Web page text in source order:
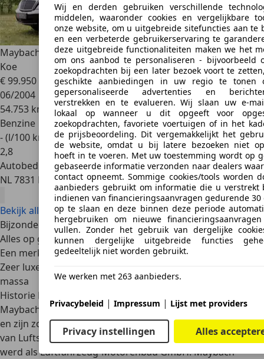
Maybach 57 5.5 V12 - Mint - Massage - Solar - Distronic -
Koe
€ 99.950
06/2004
54.753 km
Benzine
- (l/100 km)
2,8
Autobedrijf
NL 7831 HB
Nieuw Weerdinge
Bekijk alle Maybach aanbiedingen
Bijzonderheden van het automerk Maybach
Alles op gebied van luxe is hier te vinden
Een merk met een rijke historie
Zeer luxe auto’s voor wie zich wil onderscheiden van de
massa
Historie Maybach
Maybach werd opgericht in 1909 door Wilhelm Maybach
en zijn zoon Karl. Het bedrijf was een dochteronderneming
van Luftschiffbau Zeppelin GmbH, dat later vooral bekend
werd als Luftfahrzeug-Motorenbau GmbH. Maybach
Wij en derden gebruiken verschillende
middelen, waaronder cookies en vergelijkbare
onze website, om u uitgebreide sitefuncties aan te
en een verbeterde gebruikerservaring te
deze uitgebreide functionaliteiten maken we het
om ons aanbod te personaliseren - bijvoorbeeld
zoekopdrachten bij een later bezoek voort te
geschikte aanbiedingen in uw regio te tonen
gepersonaliseerde advertenties en
verstrekken en te evalueren. Wij slaan uw e-
lokaal op wanneer u dit opgeeft voor
zoekopdrachten, favoriete voertuigen of in het
de prijsbeoordeling. Dit vergemakkelijkt het
de website, omdat u bij latere bezoeken niet
hoeft in te voeren. Met uw toestemming wordt op
gebaseerde informatie verzonden naar dealers
contact opneemt. Sommige cookies/tools worden
aanbieders gebruikt om informatie die u verstrekt
indienen van financieringsaanvragen gedurende 30
op te slaan en deze binnen deze periode
hergebruiken om nieuwe
vullen. Zonder het gebruik van dergelijke
kunnen dergelijke uitgebreide functies
gedeeltelijk niet worden gebruikt.
We werken met 263 aanbieders.
Privacybeleid | Impressum | Lijst met providers
Privacy instellingen Alles